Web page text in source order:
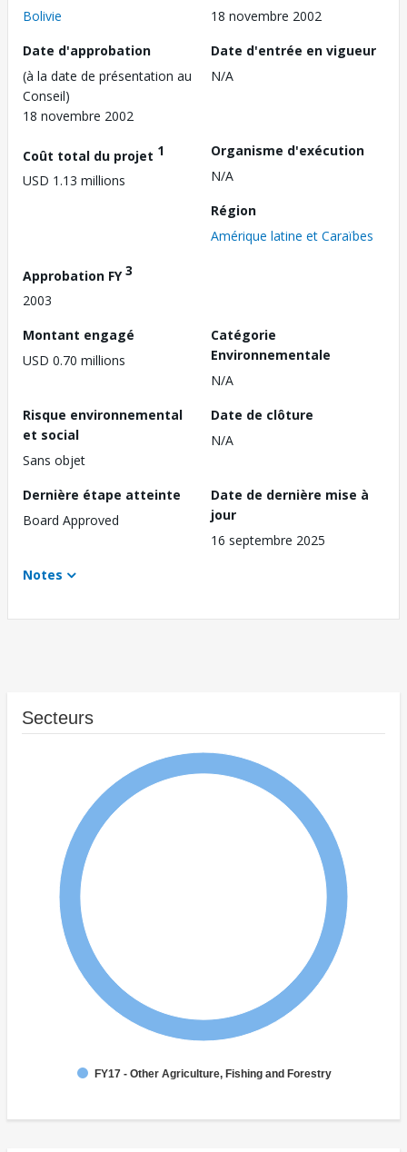
Bolivie
18 novembre 2002
Date d'approbation
(à la date de présentation au
Conseil)
18 novembre 2002
Date d'entrée en vigueur
N/A
Coût total du projet 1
USD 1.13 millions
Organisme d'exécution
N/A
Région
Amérique latine et Caraïbes
Approbation FY3
2003
Montant engagé
USD 0.70 millions
Catégorie
Environnementale
N/A
Risque environnemental
et social
Sans objet
Date de clôture
N/A
Dernière étape atteinte
Board Approved
Date de dernière mise à
jour
16 septembre 2025
Notes
Secteurs
FY17 - Other Agriculture, Fishing and Forestry